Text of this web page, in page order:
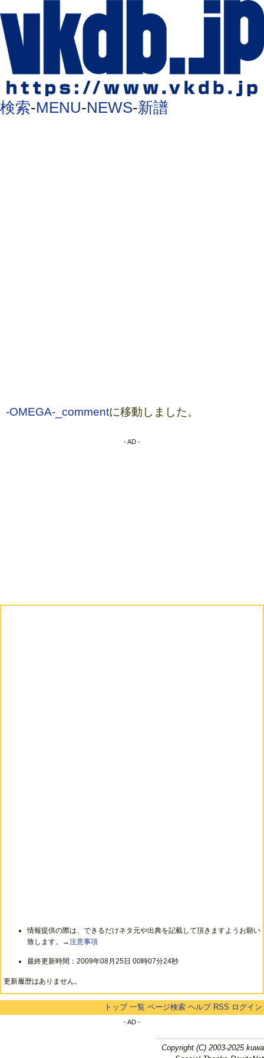
検索-MENU-NEWS-新譜
-OMEGA-_commentに移動しました。
- AD -
情報提供の際は、できるだけネタ元や出典を記載して頂きますようお願い
致します。→注意事項
最終更新時間：2009年08月25日 00時07分24秒
更新履歴はありません。
トップ 一覧 ページ検索 ヘルプ RSS ログイン
- AD -
Copyright (C) 2003-2025 kuwa